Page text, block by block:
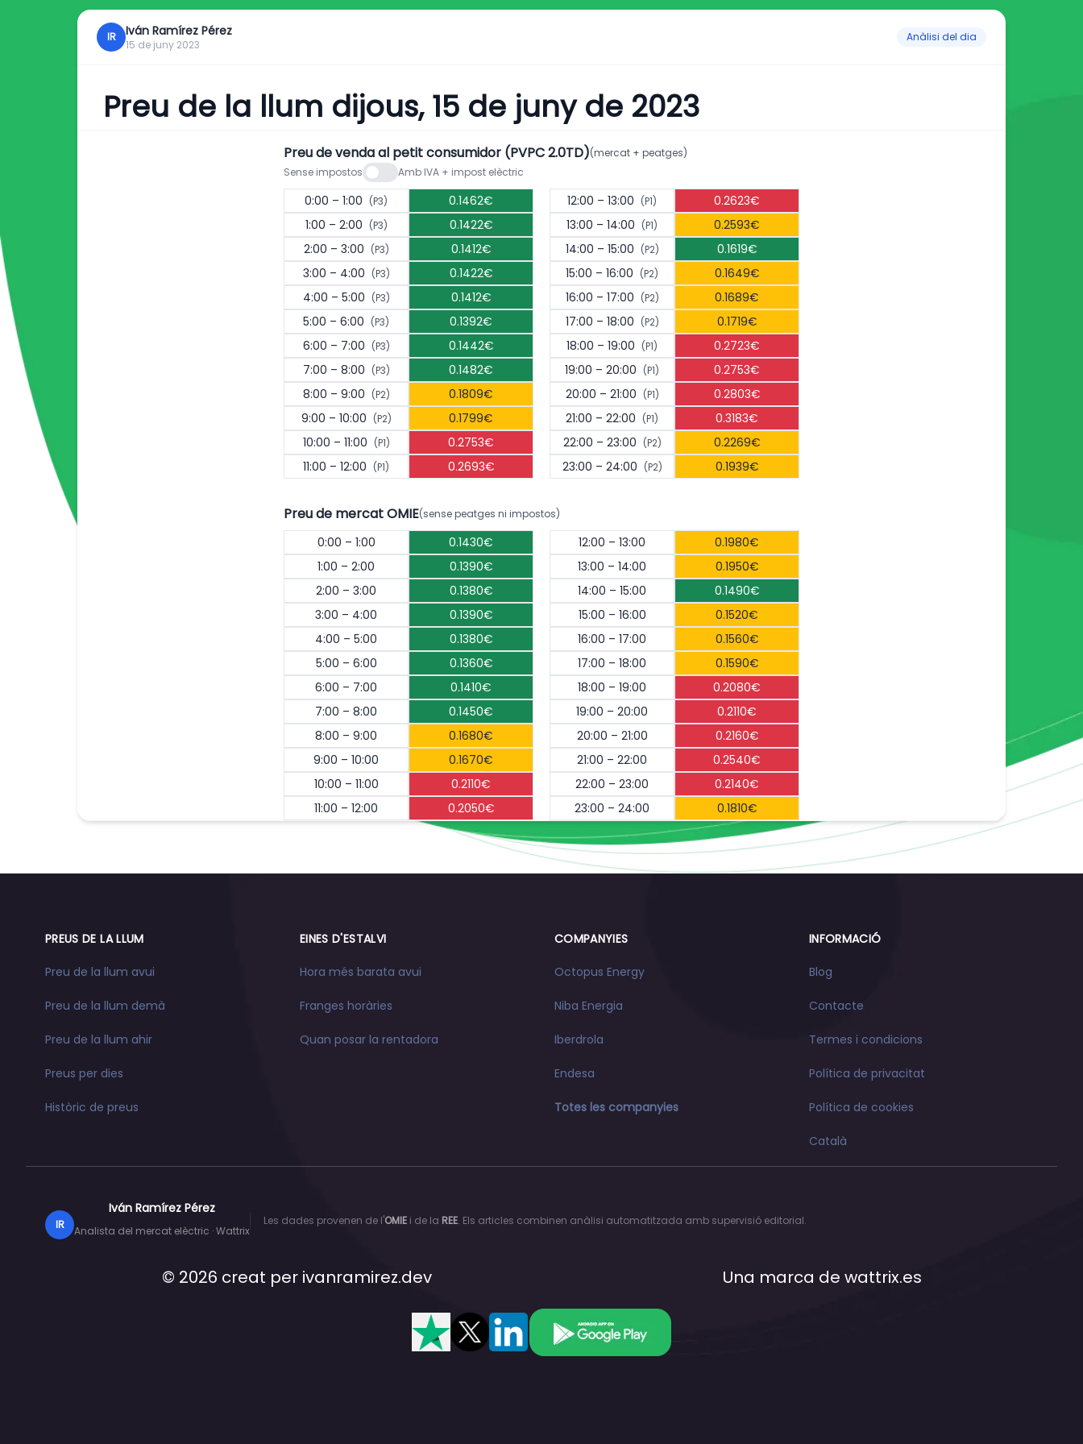
IR Iván Ramírez Pérez
15 de juny 2023
Anàlisi del dia
Preu de la llum dijous, 15 de juny de 2023
Preu de venda al petit consumidor (PVPC 2.0TD)(mercat + peatges)
Sense impostos
Amb IVA + impost elèctric
0:00 – 1:00 (P3)
0.1462€
1:00 – 2:00 (P3)
0.1422€
2:00 – 3:00 (P3)
0.1412€
3:00 – 4:00 (P3)
0.1422€
4:00 – 5:00 (P3)
0.1412€
5:00 – 6:00 (P3)
0.1392€
6:00 – 7:00 (P3)
0.1442€
7:00 – 8:00 (P3)
0.1482€
8:00 – 9:00 (P2)
0.1809€
9:00 – 10:00 (P2)
0.1799€
10:00 – 11:00 (P1)
0.2753€
11:00 – 12:00 (P1) 0.2693€
12:00 – 13:00 (P1)
0.2623€
13:00 – 14:00 (P1)
0.2593€
14:00 – 15:00 (P2)
0.1619€
15:00 – 16:00 (P2)
0.1649€
16:00 – 17:00 (P2)
0.1689€
17:00 – 18:00 (P2)
0.1719€
18:00 – 19:00 (P1)
0.2723€
19:00 – 20:00 (P1)
0.2753€
20:00 – 21:00 (P1)
0.2803€
21:00 – 22:00 (P1)
0.3183€
22:00 – 23:00 (P2)
0.2269€
23:00 – 24:00 (P2) 0.1939€
Preu de mercat OMIE(sense peatges ni impostos)
0:00 – 1:00
0.1430€
1:00 – 2:00
0.1390€
2:00 – 3:00
0.1380€
3:00 – 4:00
0.1390€
4:00 – 5:00
0.1380€
5:00 – 6:00
0.1360€
6:00 – 7:00
0.1410€
7:00 – 8:00
0.1450€
8:00 – 9:00
0.1680€
9:00 – 10:00
0.1670€
10:00 – 11:00
0.2110€
11:00 – 12:00
0.2050€
12:00 – 13:00
0.1980€
13:00 – 14:00
0.1950€
14:00 – 15:00
0.1490€
15:00 – 16:00
0.1520€
16:00 – 17:00
0.1560€
17:00 – 18:00
0.1590€
18:00 – 19:00
0.2080€
19:00 – 20:00
0.2110€
20:00 – 21:00
0.2160€
21:00 – 22:00
0.2540€
22:00 – 23:00
0.2140€
23:00 – 24:00
0.1810€
PREUS DE LA LLUM
Preu de la llum avui
Preu de la llum demà
Preu de la llum ahir
Preus per dies
Històric de preus
EINES D'ESTALVI
Hora més barata avui
Franges horàries
Quan posar la rentadora
COMPANYIES
Octopus Energy
Niba Energia
Iberdrola
Endesa
Totes les companyies
INFORMACIÓ
Blog
Contacte
Termes i condicions
Política de privacitat
Política de cookies
Català
IR
Iván Ramírez Pérez
Analista del mercat elèctric · Wattrix
Les dades provenen de l'OMIE i de la REE. Els articles combinen anàlisi automatitzada amb supervisió editorial.
© 2026 creat per ivanramirez.dev Una marca de wattrix.es
Valora'ns a Trustpilot
Segueix-nos a X
Segueix-nos a LinkedIn